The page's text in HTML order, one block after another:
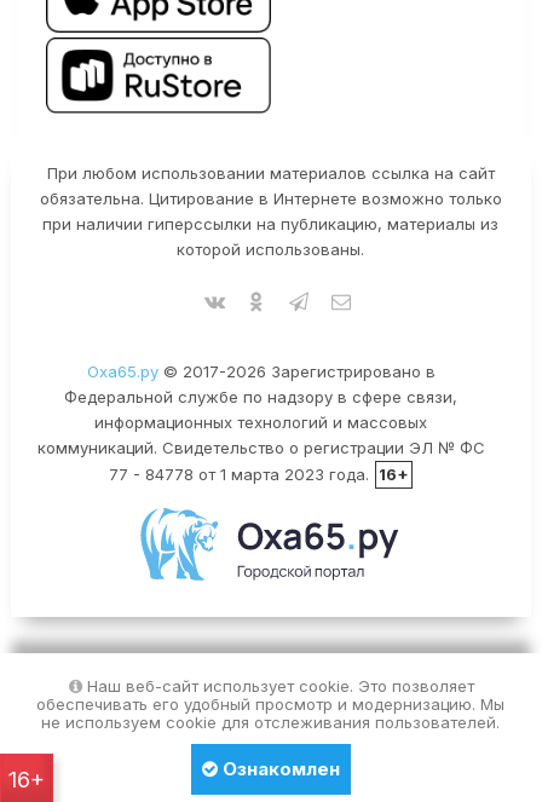
При любом использовании материалов ссылка на сайт
обязательна. Цитирование в Интернете возможно только
при наличии гиперссылки на публикацию, материалы из
которой использованы.
Оха65.ру© 2017-2026 Зарегистрировано в
Федеральной службе по надзору в сфере связи,
информационных технологий и массовых
коммуникаций. Свидетельство о регистрации ЭЛ № ФС
77 - 84778 от 1 марта 2023 года.
16+
Наш веб-сайт использует cookie. Это позволяет
обеспечивать его удобный просмотр и модернизацию. Мы
не используем cookie для отслеживания пользователей.
Ознакомлен
16+